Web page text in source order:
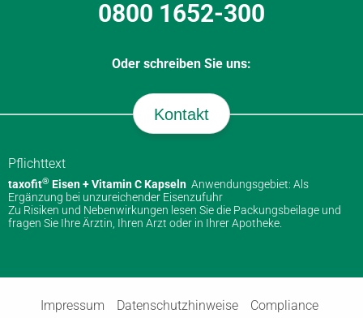
0800 1652-300
Oder schreiben Sie uns:
Kontakt
Pflichttext
taxofit® Eisen + Vitamin C Kapseln Anwendungsgebiet: Als
Ergänzung bei unzureichender Eisenzufuhr
Zu Risiken und Nebenwirkungen lesen Sie die Packungsbeilage und
fragen Sie Ihre Ärztin, Ihren Arzt oder in Ihrer Apotheke.
Impressum Datenschutzhinweise Compliance